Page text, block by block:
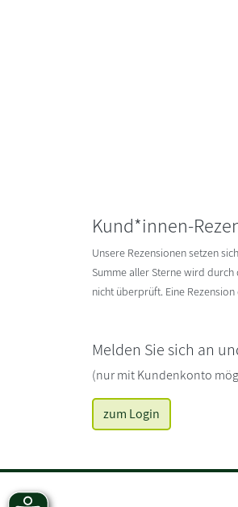
Kund*innen-
Unsere Rezensionen setzen
Summe aller Sterne wird
nicht überprüft. Eine
Melden Sie sich an
(nur mit Kundenkonto
zum Login